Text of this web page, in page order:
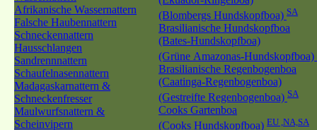
Afrikanische Wassernattern
Falsche Haubennattern
Schneckennattern
Hausschlangen
Sandrennnattern
Schaufelnasennattern
Madagaskarnattern &
Schneckenfresser
Maulwurfsnattern &
Scheinvipern
(Blombergs Hundskopfboa) SA
Brasilianische Hundskopfboa
(Bates-Hundskopfboa)
(Grüne Amazonas-Hundskopfboa)
Brasilianische Regenbogenboa
(Caatinga-Regenbogenboa)
(Gestreifte Regenbogenboa) SA
Cooks Gartenboa
(Cooks Hundskopfboa) EU ,NA,SA